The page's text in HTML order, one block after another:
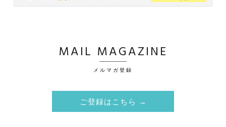
MAIL MAGAZINE
メルマガ登録
ご登録はこちら →